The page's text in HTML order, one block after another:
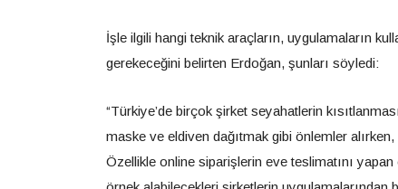
İşle ilgili hangi teknik araçların, uygulamaların
gerekeceğini belirten Erdoğan, şunları söyledi:
“Türkiye’de birçok şirket seyahatlerin
maske ve eldiven dağıtmak gibi önlemler
Özellikle online siparişlerin eve teslimatını